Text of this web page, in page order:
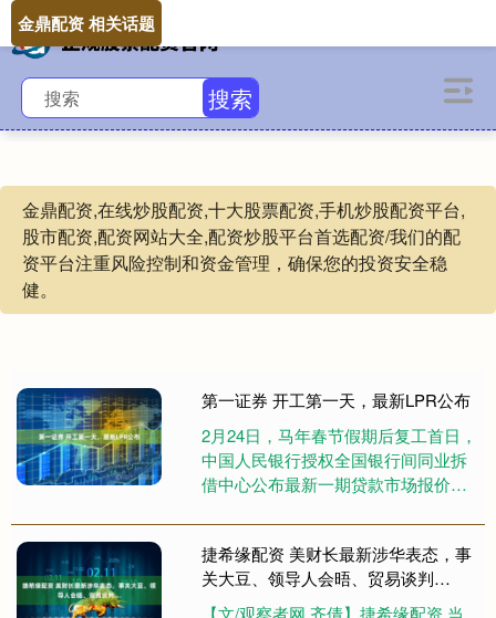
搜索
金鼎配资,在线炒股配资,十大股票配资,手机炒股配资平台,
股市配资,配资网站大全,配资炒股平台首选配资/我们的配
资平台注重风险控制和资金管理，确保您的投资安全稳
健。
金鼎配资 相关话题
第一证券 开工第一天，最新LPR公布
2月24日，马年春节假期后复工首日，
中国人民银行授权全国银行间同业拆
借中心公布最新一期贷款市场报价利
期以上LPR为3.....
捷希缘配资 美财长最新涉华表态，事
关大豆、领导人会晤、贸易谈判…
【文/观察者网 齐倩】捷希缘配资 当